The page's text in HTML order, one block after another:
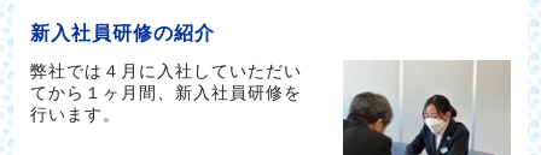
新入社員研修の紹介
弊社では４月に入社していただい
てから１ヶ月間、新入社員研修を
行います。